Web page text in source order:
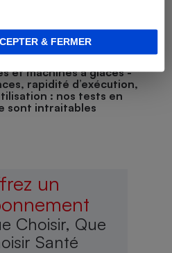
& FERMER
de sols - Le protocole
et machines à glaces​​​​​​ -
rapidité d’exécution,
: nos tests en
sont intraitables
un
Choisir, Que
Santé